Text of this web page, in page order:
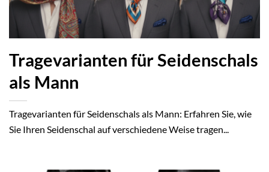
Tragevarianten für Seidenschals
als Mann
Tragevarianten für Seidenschals als Mann: Erfahren Sie, wie
Sie Ihren Seidenschal auf verschiedene Weise tragen...